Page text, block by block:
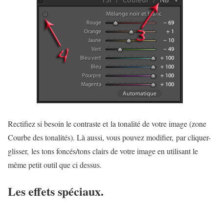
Rectifiez si besoin le contraste et la tonalité de votre image(zone
Courbe des tonalités). Là aussi, vous pouvez modifier, par cliquer-
glisser, les tons foncés/tons clairs de votre image en utilisant le
même petit outil que ci dessus.
Les effets spéciaux.